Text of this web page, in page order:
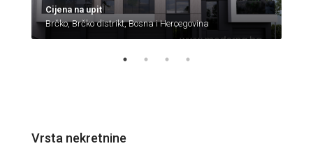
Cijena na upit
Brčko, Brčko distrikt, Bosna i Hercegovina
Vrsta nekretnine